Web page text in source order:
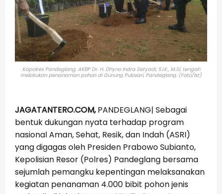
Kapolres Pandeglang, AKBP Dr. H. Dhyno Indra Setyadi, S.I.K., M.Si, tengah
melakukan penanaman pohon di Gunung Pulosari, Pandeglang. (Foto/Ist)
JAGATANTERO.COM,PANDEGLANG| Sebagai
bentuk dukungan nyata terhadap program
nasional Aman, Sehat, Resik, dan Indah (ASRI)
yang digagas oleh Presiden Prabowo Subianto,
Kepolisian Resor (Polres) Pandeglang bersama
sejumlah pemangku kepentingan melaksanakan
kegiatan penanaman 4.000 bibit pohon jenis